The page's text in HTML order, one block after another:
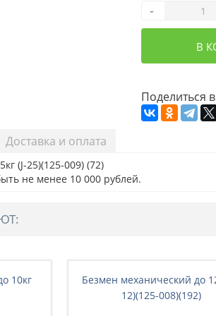
-
В
Поделиться
Доставка и оплата
(J-25)(125-009) (72)
не менее 10 000 рублей.
10кг
Безмен механический до
12)(125-008)(192)